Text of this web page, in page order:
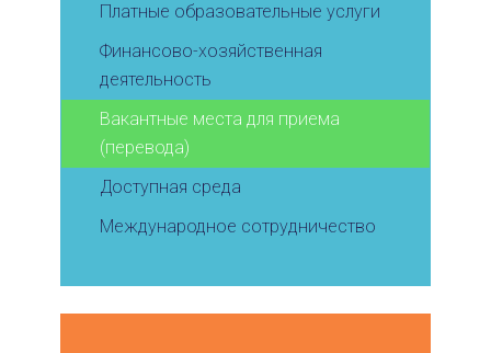
Платные образовательные услуги
Финансово-хозяйственная
деятельность
Вакантные места для приема
(перевода)
Доступная среда
Международное сотрудничество